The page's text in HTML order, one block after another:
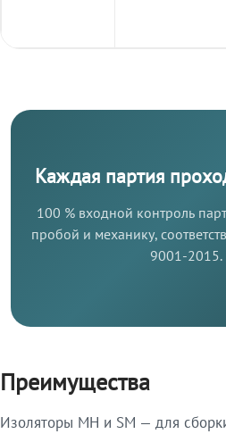
Каждая партия
100 % входной контроль
пробой и механику,
9001-2015.
Преимущества
Изоляторы МН и SM — для